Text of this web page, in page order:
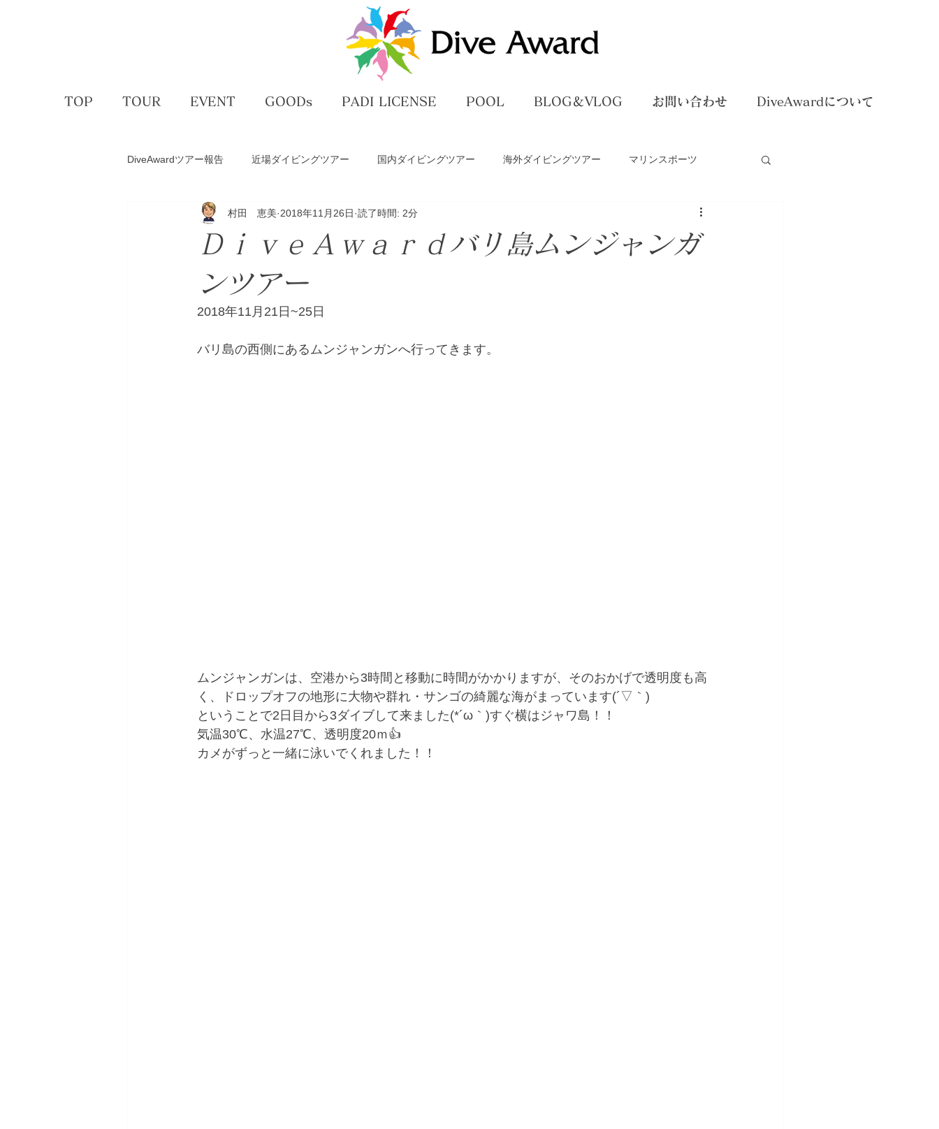
TOP TOUR EVENT GOODs PADI LICENSE POOL BLOG＆VLOG お問い合わせ DiveAwardについて
DiveAwardツアー報告 近場ダイビングツアー 国内ダイビングツアー 海外ダイビングツアー マリンスポーツ
アクティビティー ゴルフコンペ ダイビングライセンス講習
体験ダイビング
ＤｉｖｅＡｗａｒｄバリ島ムンジャンガ
ンツアー
村田 恵美 2018年11月26日 読了時間: 2分
2018年11月21日~25日
バリ島の西側にあるムンジャンガンへ行ってきます。
ムンジャンガンは、空港から3時間と移動に時間がかかりますが、そのおかげで透明度も高
く、ドロップオフの地形に大物や群れ・サンゴの綺麗な海がまっています(´▽｀)
ということで2日目から3ダイブして来ました(*´ω｀)すぐ横はジャワ島！！
気温30℃、水温27℃、透明度20ｍ👍
カメがずっと一緒に泳いでくれました！！